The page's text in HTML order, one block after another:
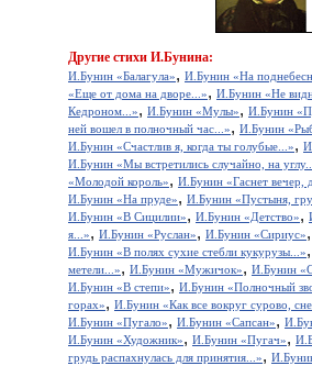
Другие стихи И.Бунина:
И.Бунин «Балагула», И.Бунин «На
«Еще от дома на дворе...», И.Бунин «Не
Кедроном...», И.Бунин «Мулы», И.Бунин
ней вошел в полночный час...», И.Бунин
И.Бунин «Счастлив я, когда ты голубые...»,
И.Бунин «Мы встретились случайно, на
«Молодой король», И.Бунин «Гаснет вечер,
И.Бунин «На пруде», И.Бунин «Пустыня,
И.Бунин «В Сицилии», И.Бунин «Детство»,
я...», И.Бунин «Руслан», И.Бунин «Сириус»,
И.Бунин «В полях сухие стебли кукурузы...»,
метели...», И.Бунин «Мужичок», И.Бунин
И.Бунин «В степи», И.Бунин «Полночный
горах», И.Бунин «Как все вокруг сурово,
И.Бунин «Пугало», И.Бунин «Сапсан»,
И.Бунин «Художник», И.Бунин «Пугач»,
грудь распахнулась для принятия...»,